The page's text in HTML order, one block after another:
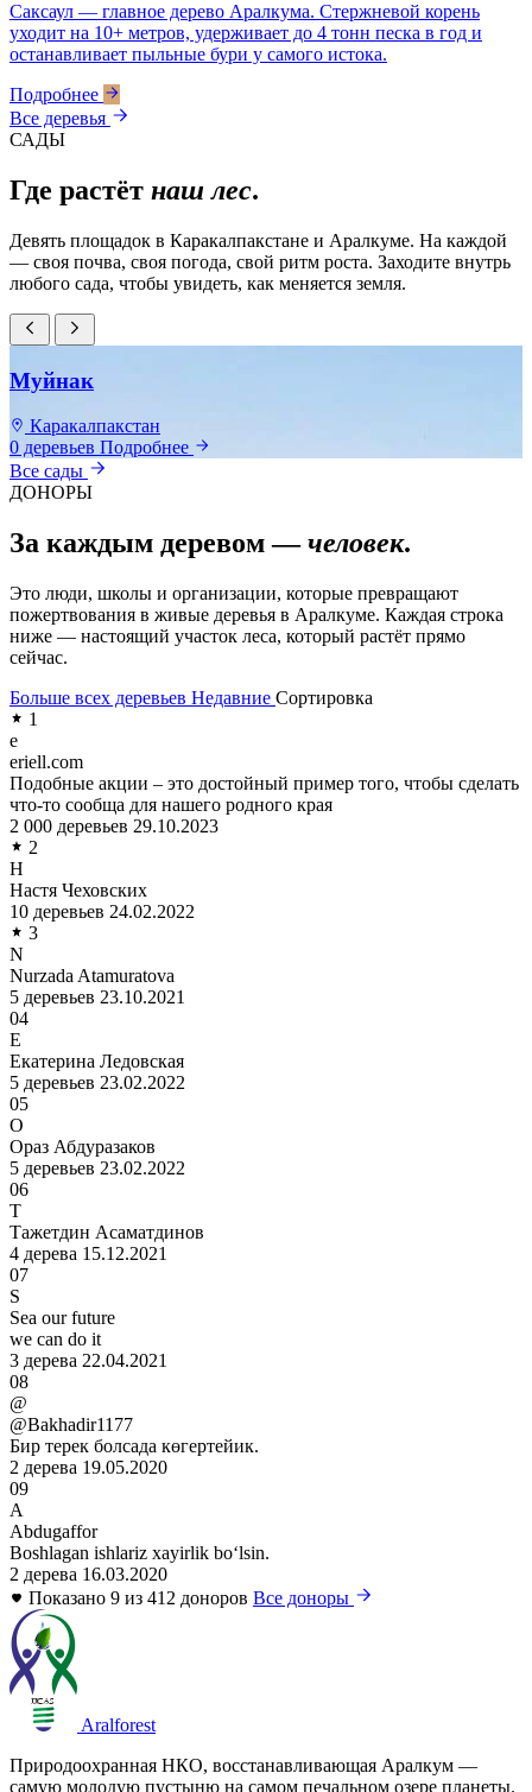
Саксаул — главное дерево Аралкума. Стержневой корень
уходит на 10+ метров, удерживает до 4 тонн песка в год и
останавливает пыльные бури у самого истока.
Подробнее
Все деревья
САДЫ
Где растёт наш лес.
Девять площадок в Каракалпакстане и Аралкуме. На каждой
— своя почва, своя погода, свой ритм роста. Заходите внутрь
любого сада, чтобы увидеть, как меняется земля.
Муйнак
Каракалпакстан
0 деревьев Подробнее
Все сады
ДОНОРЫ
За каждым деревом —человек.
Это люди, школы и организации, которые превращают
пожертвования в живые деревья в Аралкуме. Каждая строка
ниже — настоящий участок леса, который растёт прямо
сейчас.
Больше всех деревьев Недавние Сортировка
1
e
eriell.com
Подобные акции – это достойный пример того, чтобы сделать
что-то сообща для нашего родного края
2 000 деревьев 29.10.2023
2
Н
Настя Чеховских
10 деревьев 24.02.2022
3
N
Nurzada Atamuratova
5 деревьев 23.10.2021
04
Е
Екатерина Ледовская
5 деревьев 23.02.2022
05
О
Ораз Абдуразаков
5 деревьев 23.02.2022
06
Т
Тажетдин Асаматдинов
4 дерева 15.12.2021
07
S
Sea our future
we can do it
3 дерева 22.04.2021
08
@
@Bakhadir1177
Бир терек болсада көгертейик.
2 дерева 19.05.2020
09
A
Abdugaffor
Boshlagan ishlariz xayirlik boʻlsin.
2 дерева 16.03.2020
Показано 9 из 412 доноров Все доноры
Aralforest
Природоохранная НКО, восстанавливающая Аралкум —
самую молодую пустыню на самом печальном озере планеты.